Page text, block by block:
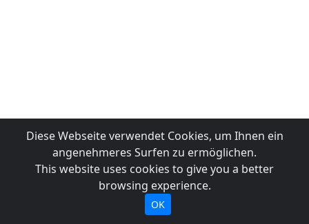
Diese Webseite verwendet Cookies, um Ihnen ein
angenehmeres Surfen zu ermöglichen.
This website uses cookies to give you a better
browsing experience.
OK